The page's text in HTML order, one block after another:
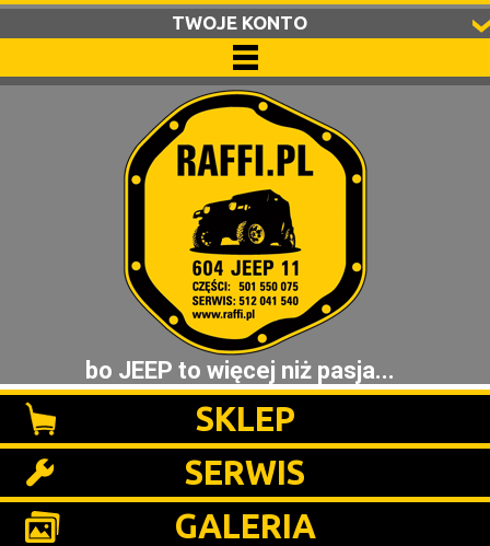
TWOJE KONTO
bo JEEP to więcej niż pasja...
SKLEP
SERWIS
GALERIA